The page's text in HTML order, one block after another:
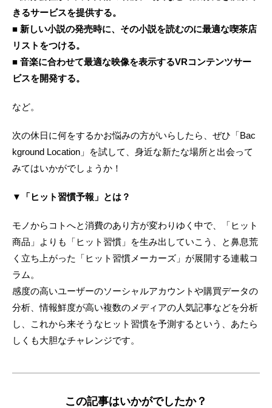
きるサービスを提供する。
■ 新しい小説の発売時に、その小説を読むのに最適な喫茶店
リストをつける。
■ 音楽に合わせて最適な映像を表示するVRコンテンツサー
ビスを開発する。
など。
次の休日に何をするかお悩みの方がいらしたら、ぜひ「Bac
kground Location」を試して、身近な新たな場所と出会って
みてはいかがでしょうか！
▼「ヒット習慣予報」とは？
モノからコトへと消費のあり方が変わりゆく中で、「ヒット
商品」よりも「ヒット習慣」を生み出していこう、と鼻息荒
く立ち上がった「ヒット習慣メーカーズ」が展開する連載コ
ラム。
感度の高いユーザーのソーシャルアカウントや購買データの
分析、情報鮮度が高い複数のメディアの人気記事などを分析
し、これから来そうなヒット習慣を予測するという、あたら
しくも大胆なチャレンジです。
この記事はいかがでしたか？